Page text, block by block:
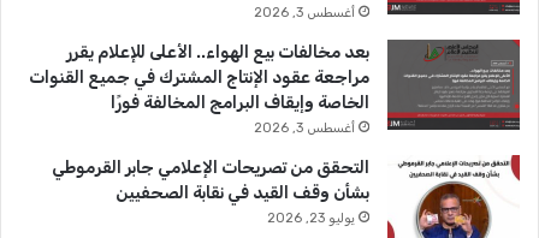
أغسطس 3, 2026
بعد مخالفات بيع الهواء.. الأعلى للإعلام يقرر
مراجعة عقود الإنتاج المشترك في جميع القنوات
الخاصة وإيقاف البرامج المخالفة فورًا
أغسطس 3, 2026
التحقق من تصريحات الإعلامي جابر القرموطي
بشأن وقف القيد في نقابة الصحفيين
يوليو 23, 2026